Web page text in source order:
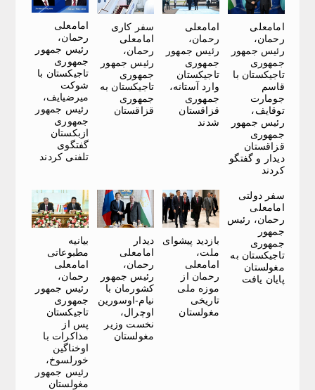
امامعلی
رحمان،
رئیس جمهور
جمهوری
تاجیکستان با
قاسم
جومارت
توقایف،
رئیس جمهور
جمهوری
قزاقستان
دیدار و گفتگو
کردند
امامعلی
رحمان،
رئیس جمهور
جمهوری
تاجیکستان
وارد آستانه،
جمهوری
قزاقستان
شدند
سفر کاری
امامعلی
رحمان،
رئیس جمهور
جمهوری
تاجیکستان به
جمهوری
قزاقستان
امامعلی
رحمان،
رئیس جمهور
جمهوری
تاجیکستان با
شوکت
میرضیایف،
رئیس جمهور
جمهوری
ازبکستان
گفتگوی
تلفنی کردند
سفر دولتی
امامعلی
رحمان، رئیس
جمهور
جمهوری
تاجیکستان به
مغولستان
پایان یافت
بازدید پیشوای
ملت،
امامعلی
رحمان از
موزه ملی
تاریخی
مغولستان
دیدار
امامعلی
رحمان،
رئیس جمهور
کشورمان با
نیام-اوسورین
اوچرال،
نخست وزیر
مغولستان
بیانیه
مطبوعاتی
امامعلی
رحمان،
رئیس جمهور
جمهوری
تاجیکستان
پس از
مذاکرات با
اوخناگین
خورلسوخ،
رئیس جمهور
مغولستان